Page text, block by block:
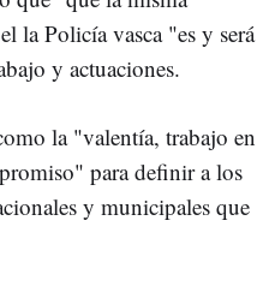
la Policía vasca "es y será
y actuaciones.
la "valentía, trabajo en
para definir a los
y municipales que